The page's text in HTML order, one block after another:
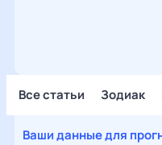
Все статьи Зодиак
Ваши данные для